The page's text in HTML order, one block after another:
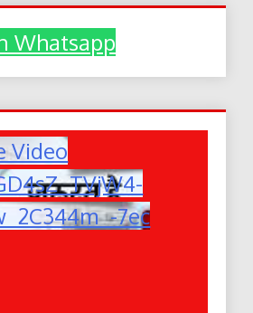
Whatsapp
Video
7ec